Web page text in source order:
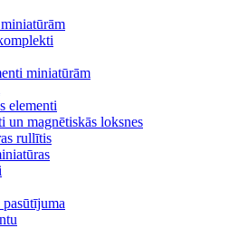
miniatūrām
elementi
un magnētiskās loksnes
rullītis